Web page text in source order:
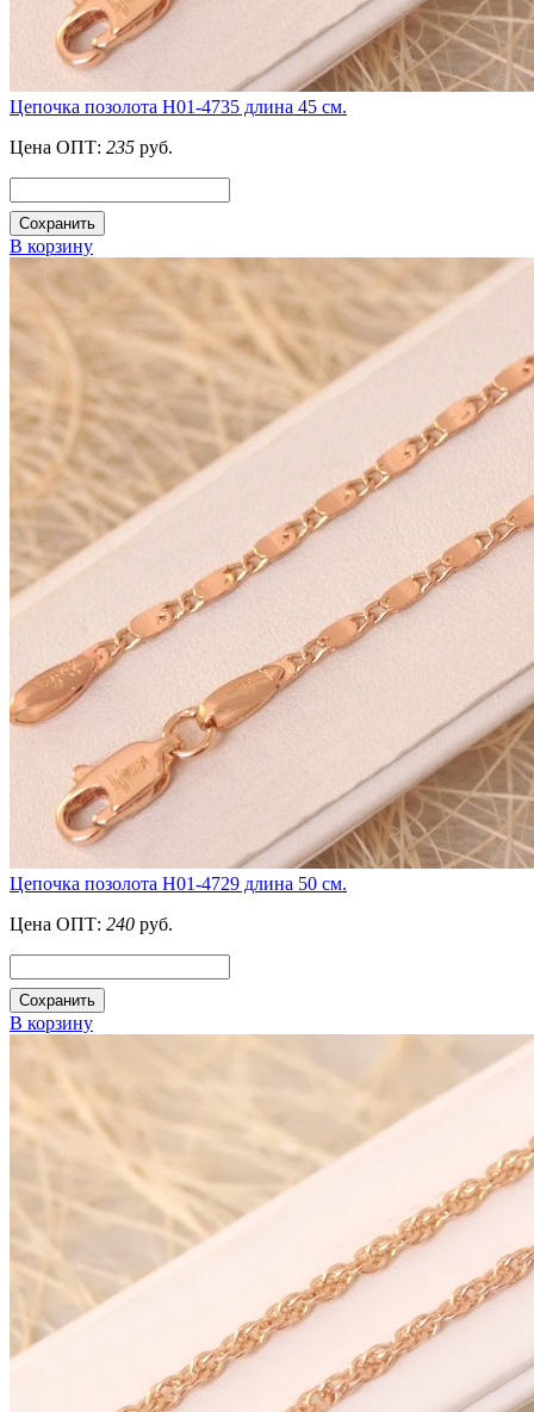
Цепочка позолота Н01-4735 длина 45 см.
Цена ОПТ: 235 руб.
Сохранить
В корзину
Цепочка позолота Н01-4729 длина 50 см.
Цена ОПТ: 240 руб.
Сохранить
В корзину